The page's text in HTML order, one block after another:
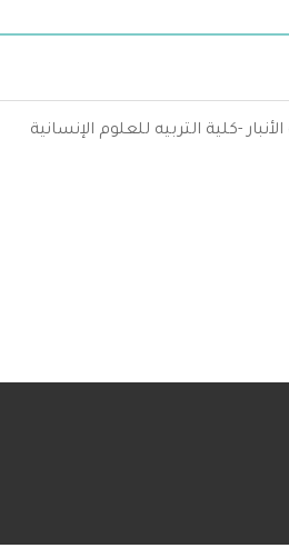
-كلية التربيه للعلوم الإنسانية